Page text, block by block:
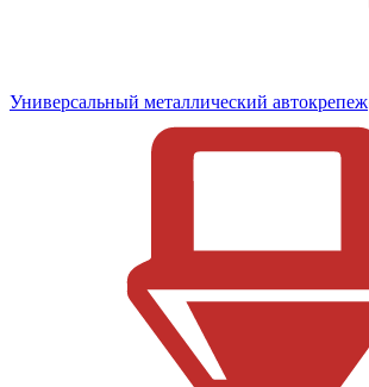
Универсальный металлический автокрепеж